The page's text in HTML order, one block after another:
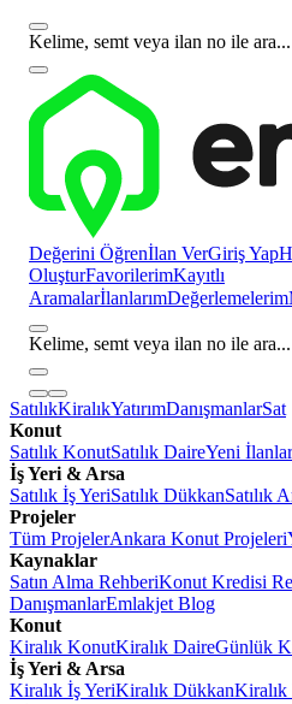
Kelime, semt veya ilan no ile ara...
Değerini Öğrenİlan VerGiriş Yap
OluşturFavorilerimKayıtlı
AramalarİlanlarımDeğerlemelerim
Kelime, semt veya ilan no ile ara...
SatılıkKiralıkYatırımDanışmanlarSat
Konut
Satılık KonutSatılık DaireYeni İlanlar
İş Yeri & Arsa
Satılık İş YeriSatılık DükkanSatılık
Projeler
Tüm ProjelerAnkara Konut Projeleri
Kaynaklar
Satın Alma RehberiKonut Kredisi
DanışmanlarEmlakjet Blog
Konut
Kiralık KonutKiralık DaireGünlük
İş Yeri & Arsa
Kiralık İş YeriKiralık DükkanKiralık